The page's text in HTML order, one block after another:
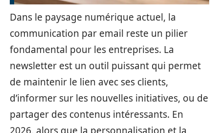
Dans le paysage numérique actuel, la
communication par email reste un pilier
fondamental pour les entreprises. La
newsletter est un outil puissant qui permet
de maintenir le lien avec ses clients,
d’informer sur les nouvelles initiatives, ou de
partager des contenus intéressants. En